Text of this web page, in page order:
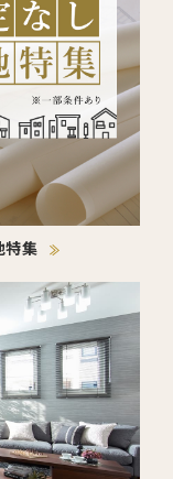
特集